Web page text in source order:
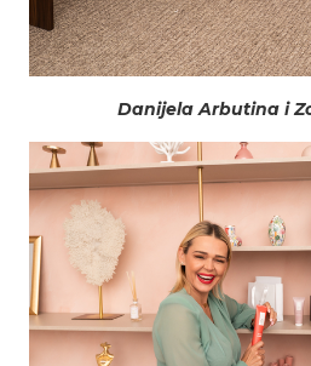
Danijela Arbutina i